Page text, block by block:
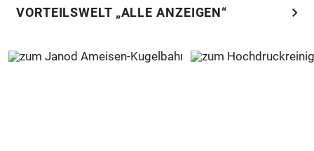
VORTEILSWELT „ALLE ANZEIGEN“ chevron_right